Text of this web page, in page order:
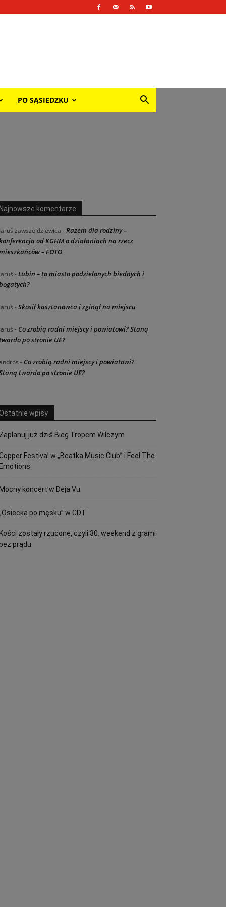
PO SĄSIEDZKU
komentarze
zawsze dziewica -Razem dla rodziny –
od KGHM o działaniach na rzecz
– FOTO
-Lubin – to miasto podzielonych biednych i
-Skosił kasztanowca i zginął na miejscu
- Co zrobią radni miejscy i powiatowi? Staną
po stronie UE?
- Co zrobią radni miejscy i powiatowi?
twardo po stronie UE?
wpisy
już dziś Bieg Tropem Wilczym
Festival w „Beatka Music Club” i Feel The
koncert w Deja Vu
po męsku” w CDT
zostały rzucone, czyli 30. weekend z grami
prądu